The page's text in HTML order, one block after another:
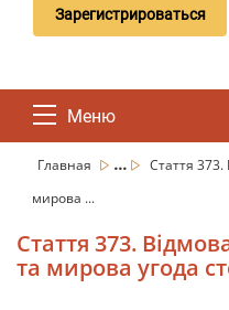
Зарегистрироваться
Меню
Главная ...
Стаття 373.
мирова ...
Стаття 373.
та мирова угода